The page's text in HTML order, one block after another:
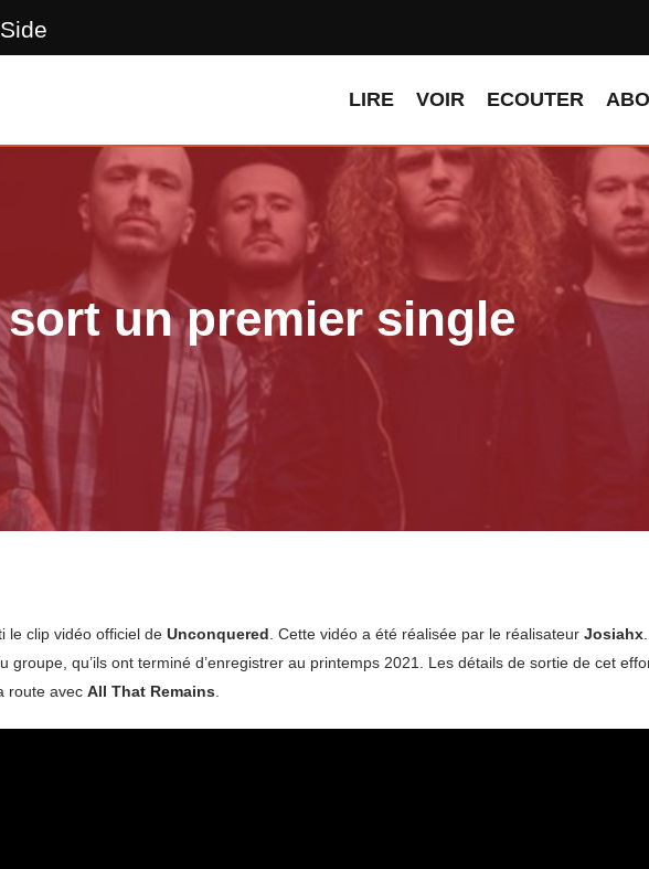
LIRE VOIR ECOUTER
sort un premier single
le clip vidéo officiel de Unconquered . Cette vidéo a été réalisée par le réalisateur Josiahx
groupe, qu’ils ont terminé d’enregistrer au printemps 2021. Les détails de sortie de cet
route avec All That Remains